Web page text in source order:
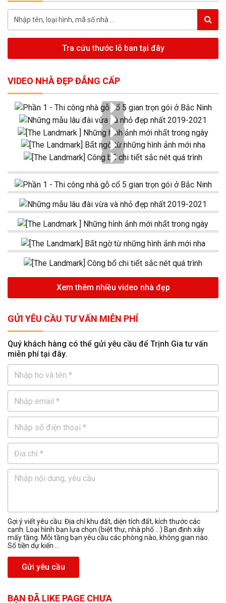
Tra cứu thước lỗ ban tại đây
VIDEO NHÀ ĐẸP ĐẲNG CẤP
Xem thêm nhiều video nhà đẹp
GỬI YÊU CẦU TƯ VẤN MIỄN PHÍ
Quý khách hàng có thể gửi yêu cầu để Trịnh Gia tư vấn
miễn phí tại đây.
Gợi ý viết yêu cầu: Địa chỉ khu đất, diện tích đất, kích thước các
cạnh. Loại hình bạn lựa chọn (biệt thự, nhà phố …) Bạn định xây
mấy tầng. Mỗi tầng bạn yêu cầu các phòng nào, không gian nào.
Số tiền dự kiến ...
Gửi yêu cầu
BẠN ĐÃ LIKE PAGE CHƯA